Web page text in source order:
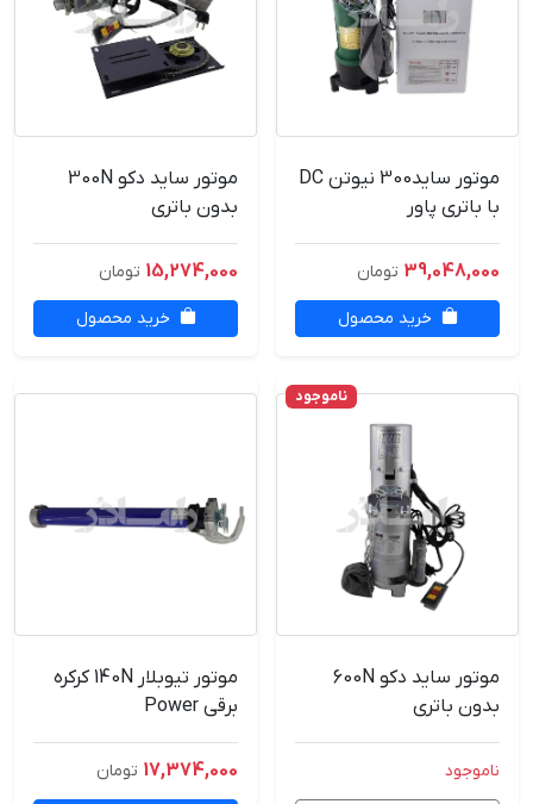
موتور ساید300 نیوتن DC
با باتری پاور
39,048,000 تومان
خرید محصول
موتور ساید دکو 300N
بدون باتری
15,274,000 تومان
خرید محصول
ناموجود
موتور ساید دکو 600N
بدون باتری
ناموجود
موتور تیوبلار 140N کرکره
برقی Power
17,374,000 تومان